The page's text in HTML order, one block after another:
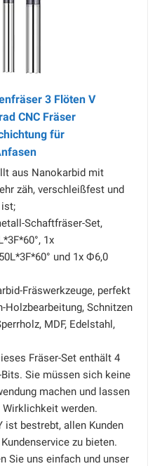
3 Flöten V
CNC Fräser
für
aus Nanokarbid mit
zäh, verschleißfest und
Schaftfräser-Set,
1x
und 1x Ф6,0
Fräswerkzeuge, perfekt
Holzbearbeitung, Schnitzen
MDF, Edelstahl,
Fräser-Set enthält 4
Sie müssen sich keine
machen und lassen
werden.
ist bestrebt, allen Kunden
zu bieten.
Sie uns einfach und unser